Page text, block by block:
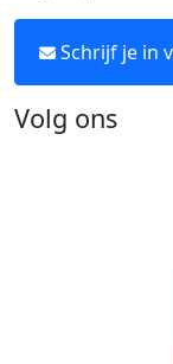
Schrijf je in
Volg ons